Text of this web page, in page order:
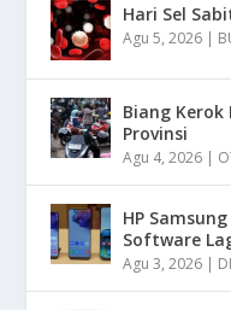
Hari Sel
Agu 5, 2026 |
Biang
Provinsi
Agu 4, 2026 |
HP
Software
Agu 3, 2026 |